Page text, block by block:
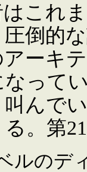
これ
圧倒的
アーキ
なって
叫んで
。第
ルのデ